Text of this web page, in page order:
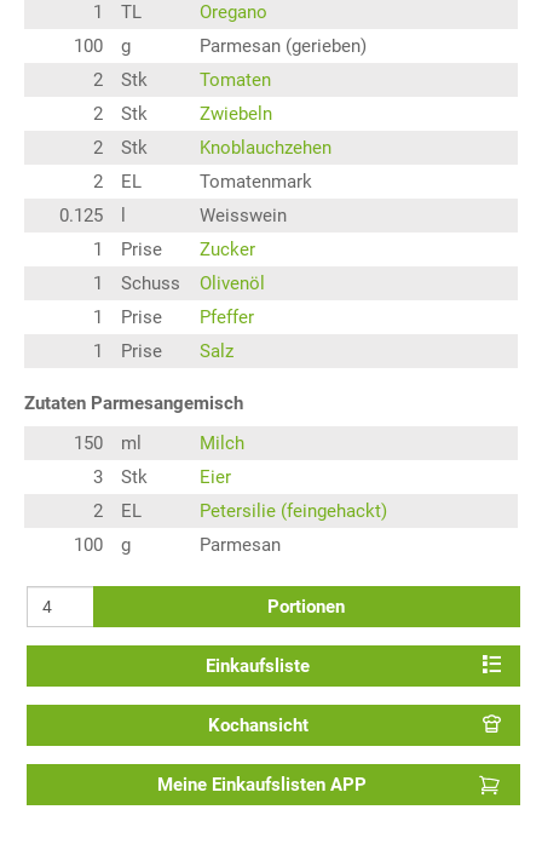
1
TL
Oregano
100
g
Parmesan (gerieben)
2
Stk
Tomaten
2
Stk
Zwiebeln
2
Stk
Knoblauchzehen
2
EL
Tomatenmark
0.125
Weisswein
1
Prise
Zucker
1
Schuss
Olivenöl
1
Prise
Pfeffer
1
Prise Salz
Zutaten Parmesangemisch
150
ml
Milch
3
Stk
Eier
2
EL
Petersilie (feingehackt)
100
g Parmesan
Portionen
Einkaufsliste
Kochansicht
Meine Einkaufslisten APP